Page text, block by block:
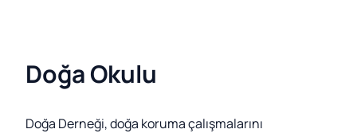
Doğa Okulu
Doğa Derneği, doğa koruma çalışmalarını